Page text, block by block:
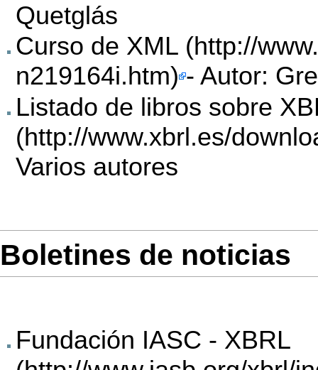
Quetglás
Curso de XML
- Autor:
Listado de libros sobre
Varios autores
Boletines de noticias
Fundación IASC - XBRL